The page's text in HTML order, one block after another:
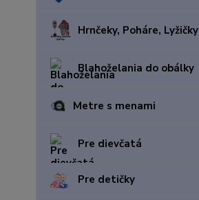
Hrnčeky, Poháre, Lyžičky
Blahoželania do obálky
Metre s menami
Pre dievčatá
Pre detičky